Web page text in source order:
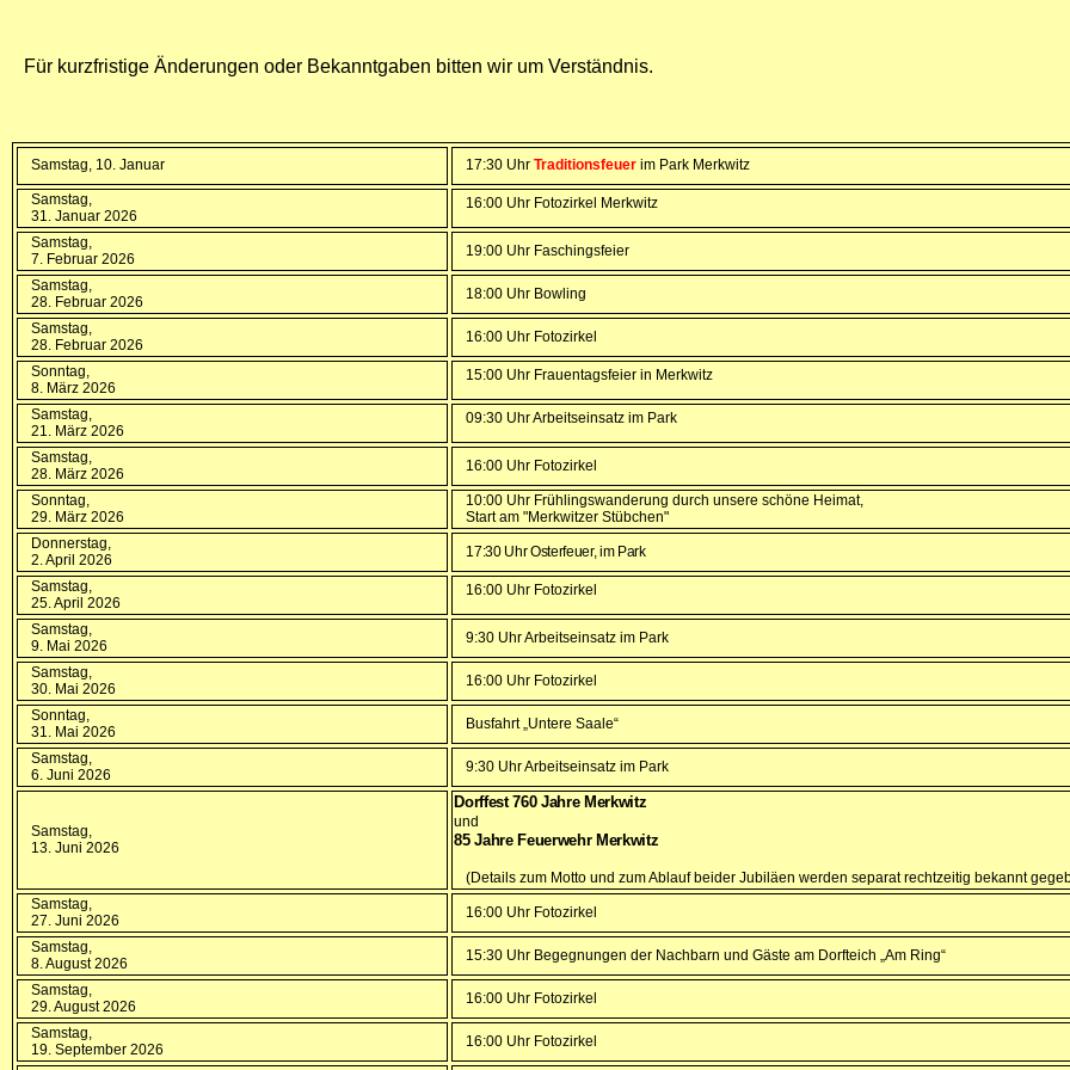
Für kurzfristige Änderungen oder Bekanntgaben bitten wir um Verständnis.
Samstag, 10. Januar 17:30 UhrTraditionsfeuer im Park Merkwitz
Samstag,
31. Januar 2026
16:00 Uhr Fotozirkel Merkwitz
Samstag,
7. Februar 2026
19:00 Uhr Faschingsfeier
Samstag,
28. Februar 2026
18:00 Uhr Bowling
Samstag,
28. Februar 2026
16:00 Uhr Fotozirkel
Sonntag,
8. März 2026
15:00 Uhr Frauentagsfeier in Merkwitz
Samstag,
21. März 2026
09:30 Uhr Arbeitseinsatz im Park
Samstag,
28. März 2026
16:00 Uhr Fotozirkel
Sonntag,
29. März 2026
10:00 Uhr Frühlingswanderung durch unsere schöne Heimat,
Start am "Merkwitzer Stübchen"
Donnerstag,
2. April 2026
17:30 Uhr Osterfeuer, im Park
Samstag,
25. April 2026
16:00 Uhr Fotozirkel
Samstag,
9. Mai 2026
9:30 Uhr Arbeitseinsatz im Park
Samstag,
30. Mai 2026
16:00 Uhr Fotozirkel
Sonntag,
31. Mai 2026
Busfahrt „Untere Saale“
Samstag,
6. Juni 2026
9:30 Uhr Arbeitseinsatz im Park
Samstag,
13. Juni 2026
Dorffest 760 Jahre Merkwitz
und
85 Jahre Feuerwehr Merkwitz
(Details zum Motto und zum Ablauf beider Jubiläen werden separat rechtzeitig bekannt
Samstag,
27. Juni 2026
16:00 Uhr Fotozirkel
Samstag,
8. August 2026
15:30 Uhr Begegnungen der Nachbarn und Gäste am Dorfteich „Am Ring“
Samstag,
29. August 2026
16:00 Uhr Fotozirkel
Samstag,
19. September 2026
16:00 Uhr Fotozirkel